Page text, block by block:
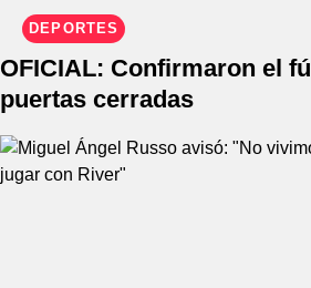
DEPORTES
OFICIAL: Confirmaron el
puertas cerradas